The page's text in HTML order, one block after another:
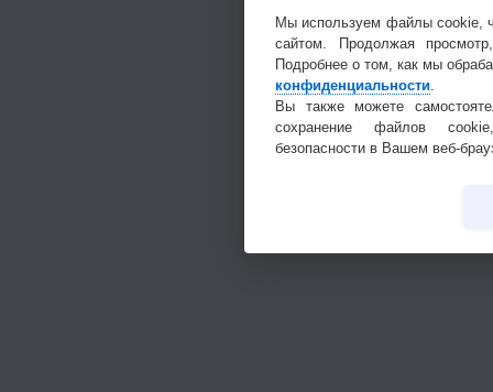
Мы используем файлы cookie,
сайтом. Продолжая
Подробнее о том, как мы
конфиденциальности
Вы также можете
сохранение файлов
безопасности в Вашем веб-